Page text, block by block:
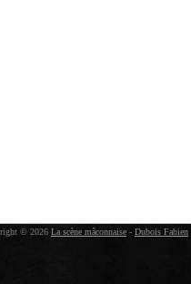
© 2026 La scène mâconnaise - Dubois Fabien